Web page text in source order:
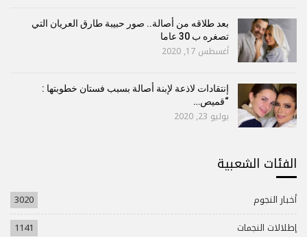
بعد طلاقه من أصالة.. صور حبيبة طارق العريان التي
تصغره ب 30 عاما
أغسطس 17, 2020
إنتقادات لاذعة لإبنة أصالة بسبب فستان خطوبتها :
“قميص…
يوليو 23, 2020
الفئات الشعبية
أخبار النجوم
3020
إطلالات النجمات
1141